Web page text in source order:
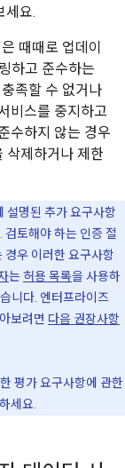
세요.
때때로 업데이
하고 준수하는
족할 수 없거나
비스를 중지하고
수하지 않는 경우
삭제하거나 제한
설명된 추가 요구사항
검토해야 하는 인증 절
경우 이러한 요구사항
는허용 목록을 사용하
니다. 엔터프라이즈
보려면 다음 권장사항
평가 요구사항에 관한
세요.